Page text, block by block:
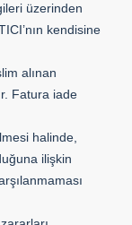
üzerinden
kendisine
alınan
Fatura iade
halinde,
ilişkin